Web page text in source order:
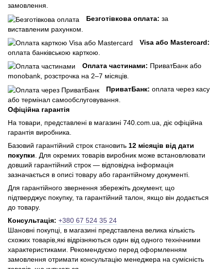
замовлення.
Безготівкова оплата: за
виставленим рахунком.
Visa або Mastercard:
оплата банківською карткою.
Оплата частинами: ПриватБанк або
monobank, розстрочка на 2–7 місяців.
ПриватБанк: оплата через касу
або термінал самообслуговування.
Офіційна гарантія
На товари, представлені в магазині 740.com.ua, діє офіційна
гарантія виробника.
Базовий гарантійний строк становить 12 місяців від дати
покупки . Для окремих товарів виробник може встановлювати
довший гарантійний строк — відповідна інформація
зазначається в описі товару або гарантійному документі.
Для гарантійного звернення збережіть документ, що
підтверджує покупку, та гарантійний талон, якщо він додається
до товару.
Консультація: +380 67 524 35 24
Шановні покупці, в магазині представлена ​​велика кількість
схожих товарів,які відрізняються один від одного технічними
характеристиками. Рекомендуємо перед оформленням
замовлення отримати консультацію менеджера на сумісність